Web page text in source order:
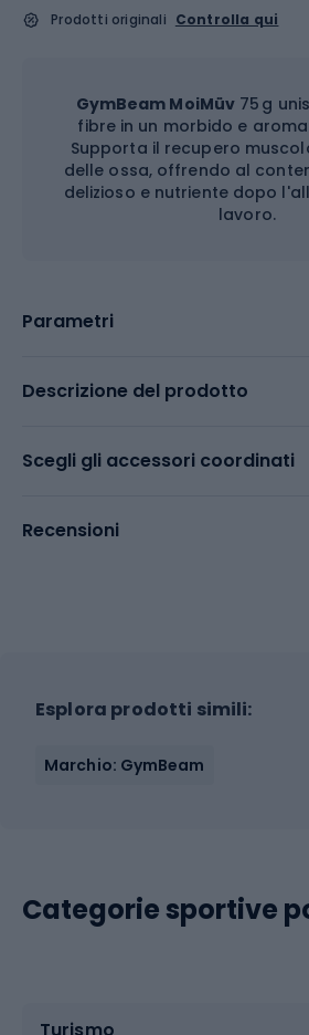
Prodotti originali Controlla qui
GymBeam MoiMüv 75 g
fibre in un morbido e
Supporta il recupero
delle ossa, offrendo al
delizioso e nutriente dopo
lavoro.
Parametri
Descrizione del prodotto
Scegli gli accessori coordinati
Recensioni
Esplora prodotti simili:
Marchio: GymBeam
Categorie sportive
Turismo